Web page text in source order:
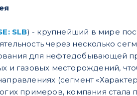
SLB) - крупнейший в мире
через несколько
для нефтедобывающей
и газовых месторождений,
(сегмент
примеров, компания